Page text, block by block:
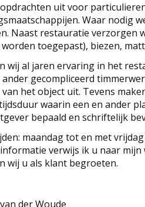
uit voor
Waar nodig
Naast restauratie verzorgen
toegepast), biezen,
wij al jaren ervaring in het
gecompliceerd
het object uit. Tevens
waarin een en ander
bepaald en schriftelijk
maandag tot en met
verwijs ik u naar mijn
wij u als klant begroeten.
der Woude